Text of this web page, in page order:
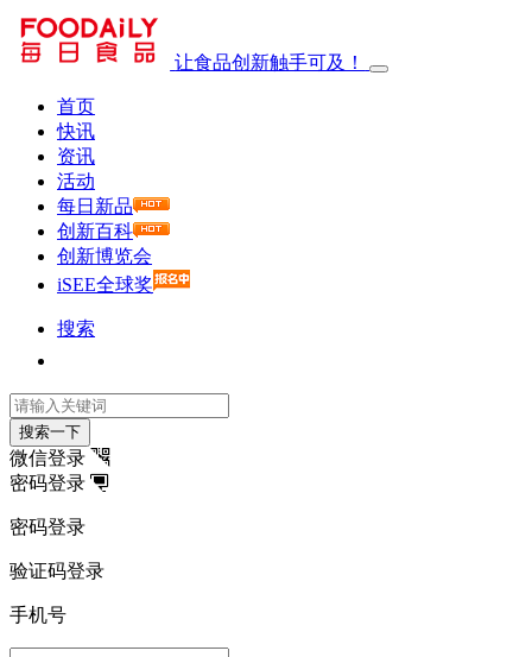
让食品创新触手可及！
首页
快讯
资讯
活动
每日新品
创新百科
创新博览会
iSEE全球奖
搜索
搜索一下
微信登录
密码登录
密码登录
验证码登录
手机号